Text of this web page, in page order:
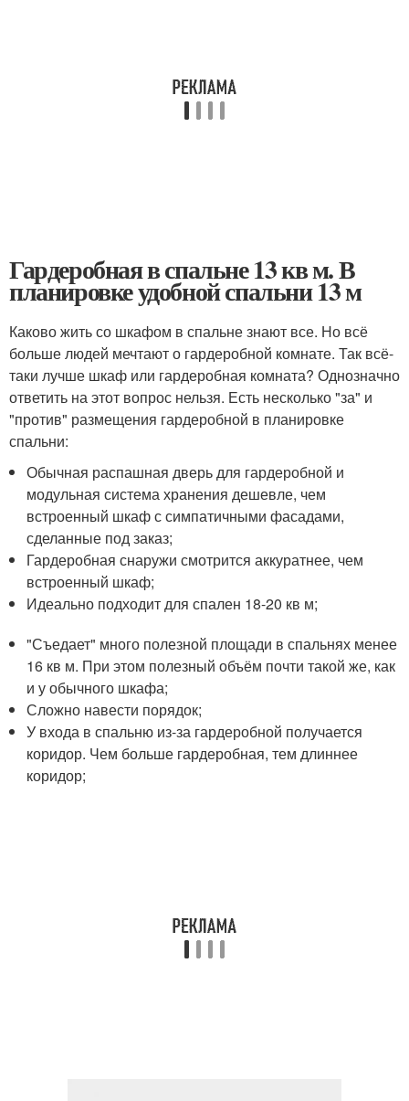
Гардеробная в спальне 13 кв м. В
планировке удобной спальни 13 м
Каково жить со шкафом в спальне знают все. Но всё
больше людей мечтают о гардеробной комнате. Так всё-
таки лучше шкаф или гардеробная комната? Однозначно
ответить на этот вопрос нельзя. Есть несколько "за" и
"против" размещения гардеробной в планировке
спальни:
Обычная распашная дверь для гардеробной и
модульная система хранения дешевле, чем
встроенный шкаф с симпатичными фасадами,
сделанные под заказ;
Гардеробная снаружи смотрится аккуратнее, чем
встроенный шкаф;
Идеально подходит для спален 18-20 кв м;
"Съедает" много полезной площади в спальнях менее
16 кв м. При этом полезный объём почти такой же, как
и у обычного шкафа;
Сложно навести порядок;
У входа в спальню из-за гардеробной получается
коридор. Чем больше гардеробная, тем длиннее
коридор;